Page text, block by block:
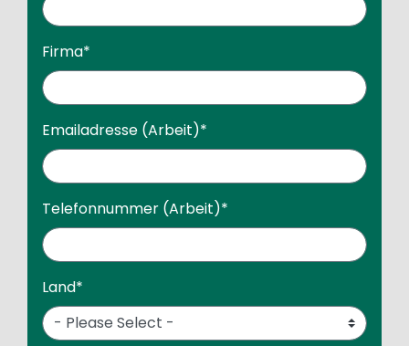
Firma*
Emailadresse (Arbeit)*
Telefonnummer (Arbeit)*
Land*